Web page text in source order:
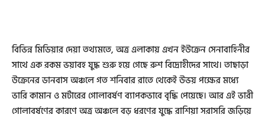
বিভিন্ন মিডিয়ার দেয়া তথ্যমতে, অত্র এলাকায় এখন ইউক্রেন সেনাবাহিনীর
সাথে এক রকম ভয়াবহ যুদ্ধ শুরু হয়ে গেছে রুশ বিদ্রোহীদের সাথে। তাছাড়া
উক্রেনের ডানবাস অঞ্চলে গত শনিবার রাতে থেকেই উভয় পক্ষের মধ্যে
ভারি কামান ও মর্টারের গোলাবর্ষণ ব্যাপকভাবে বৃদ্ধি পেয়েছে। আর এই ভারী
গোলাবর্ষণের কারণে অত্র অঞ্চলে বড় ধরণের যুদ্ধে রাশিয়া সরাসরি জড়িয়ে